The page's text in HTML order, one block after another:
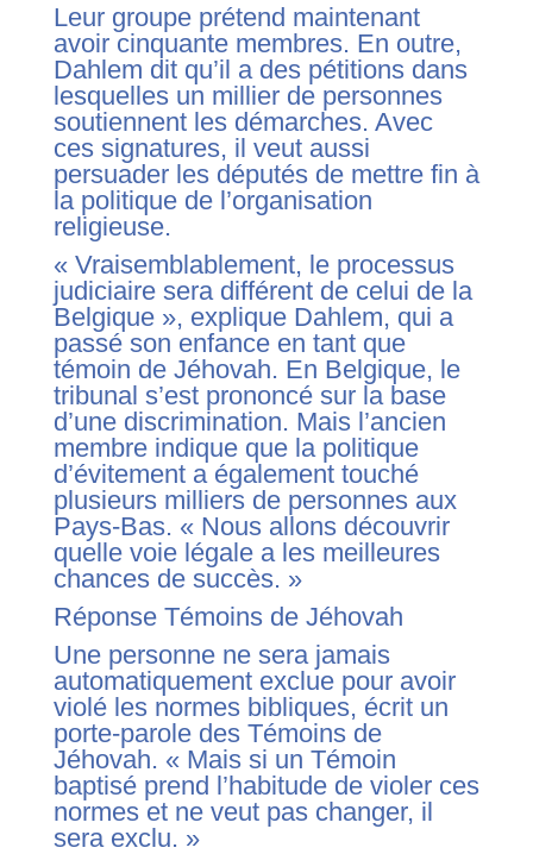
Leur groupe prétend maintenant
avoir cinquante membres. En outre,
Dahlem dit qu’il a des pétitions dans
lesquelles un millier de personnes
soutiennent les démarches. Avec
ces signatures, il veut aussi
persuader les députés de mettre fin à
la politique de l’organisation
religieuse.
« Vraisemblablement, le processus
judiciaire sera différent de celui de la
Belgique », explique Dahlem, qui a
passé son enfance en tant que
témoin de Jéhovah. En Belgique, le
tribunal s’est prononcé sur la base
d’une discrimination. Mais l’ancien
membre indique que la politique
d’évitement a également touché
plusieurs milliers de personnes aux
Pays-Bas. « Nous allons découvrir
quelle voie légale a les meilleures
chances de succès. »
Réponse Témoins de Jéhovah
Une personne ne sera jamais
automatiquement exclue pour avoir
violé les normes bibliques, écrit un
porte-parole des Témoins de
Jéhovah. « Mais si un Témoin
baptisé prend l’habitude de violer ces
normes et ne veut pas changer, il
sera exclu. »